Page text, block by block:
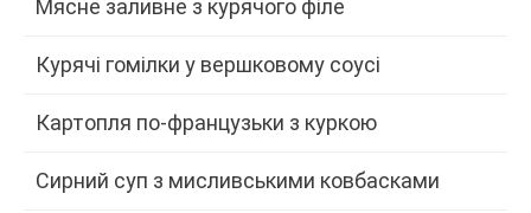
Мясне заливне з курячого філе
Курячі гомілки у вершковому соусі
Картопля по-французьки з куркою
Сирний суп з мисливськими ковбасками